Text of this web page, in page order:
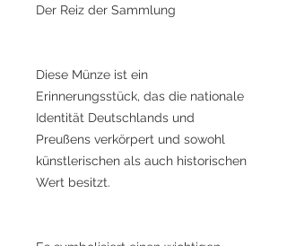
Der Reiz der Sammlung
Diese Münze ist ein
Erinnerungsstück, das die nationale
Identität Deutschlands und
Preußens verkörpert und sowohl
künstlerischen als auch historischen
Wert besitzt.